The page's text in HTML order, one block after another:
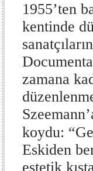
1955’ten
kentinde
zamana
koydu:
Eskiden
estetik